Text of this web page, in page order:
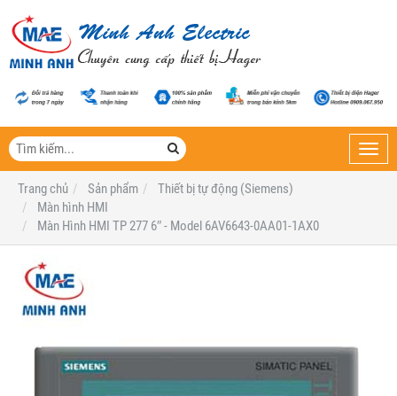
Trang chủ
Sản phẩm
Thiết bị tự động (Siemens)
Màn hình HMI
Màn Hình HMI TP 277 6″ - Model 6AV6643-0AA01-1AX0